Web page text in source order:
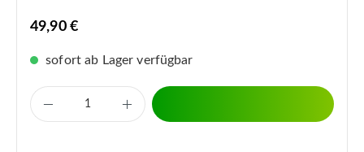
49,90 €
sofort ab Lager verfügbar